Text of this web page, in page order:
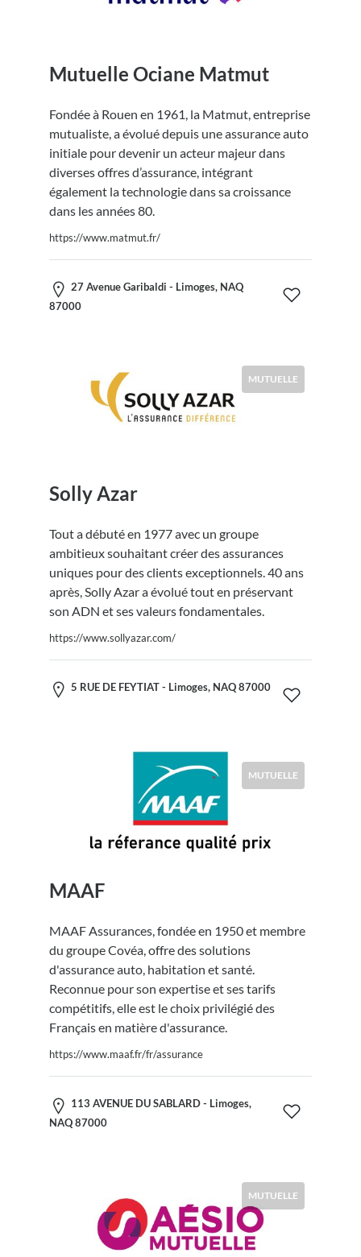
Mutuelle Ociane Matmut
Fondée à Rouen en 1961, la Matmut, entreprise
mutualiste, a évolué depuis une assurance auto
initiale pour devenir un acteur majeur dans
diverses offres d’assurance, intégrant
également la technologie dans sa croissance
dans les années 80.
https://www.matmut.fr/
27 Avenue Garibaldi - Limoges, NAQ
87000
MUTUELLE
Solly Azar
Tout a débuté en 1977 avec un groupe
ambitieux souhaitant créer des assurances
uniques pour des clients exceptionnels. 40 ans
après, Solly Azar a évolué tout en préservant
son ADN et ses valeurs fondamentales.
https://www.sollyazar.com/
5 RUE DE FEYTIAT - Limoges, NAQ 87000
MUTUELLE
MAAF
MAAF Assurances, fondée en 1950 et membre
du groupe Covéa, offre des solutions
d'assurance auto, habitation et santé.
Reconnue pour son expertise et ses tarifs
compétitifs, elle est le choix privilégié des
Français en matière d'assurance.
https://www.maaf.fr/fr/assurance
113 AVENUE DU SABLARD - Limoges,
NAQ 87000
MUTUELLE